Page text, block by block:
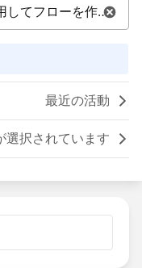
for further
最近の活動
選択されています